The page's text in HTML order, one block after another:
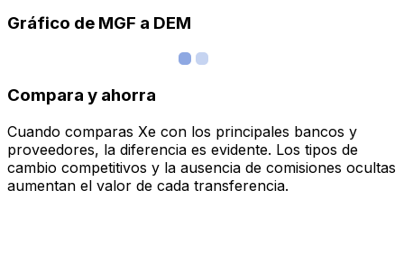
Gráfico de MGF a DEM
Compara y ahorra
Cuando comparas Xe con los principales bancos y
proveedores, la diferencia es evidente. Los tipos de
cambio competitivos y la ausencia de comisiones ocultas
aumentan el valor de cada transferencia.